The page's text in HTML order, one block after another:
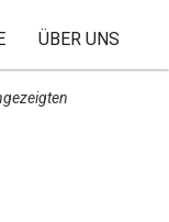
ÜBER UNS